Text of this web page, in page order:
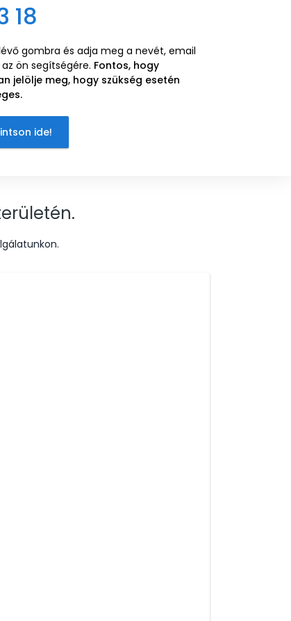
18
gombra és adja meg a nevét, email
ön segítségére. Fontos, hogy
jelölje meg, hogy szükség esetén
ide!